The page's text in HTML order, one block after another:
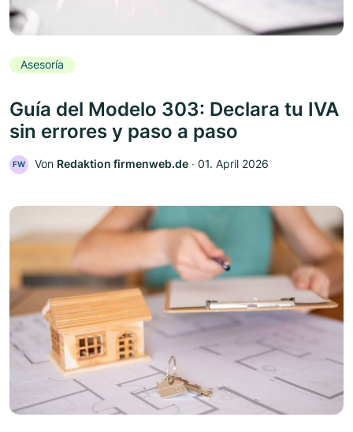
Asesoría
Guía del Modelo 303: Declara tu IVA
sin errores y paso a paso
FW Von Redaktion firmenweb.de ‧ 01. April 2026